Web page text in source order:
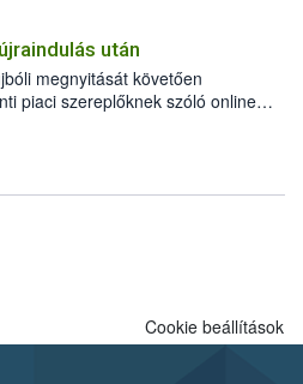
a megfelelő hőkezelés, valamint a
A Nemzeti Élelmiszerlánc-
Programja összegyűjtötte a
tudnivalóit.
után
megnyitását követően
piaci szereplőknek szóló online
Cookie beállítások